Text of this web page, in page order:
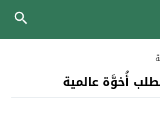
أُخوَّة عالمية